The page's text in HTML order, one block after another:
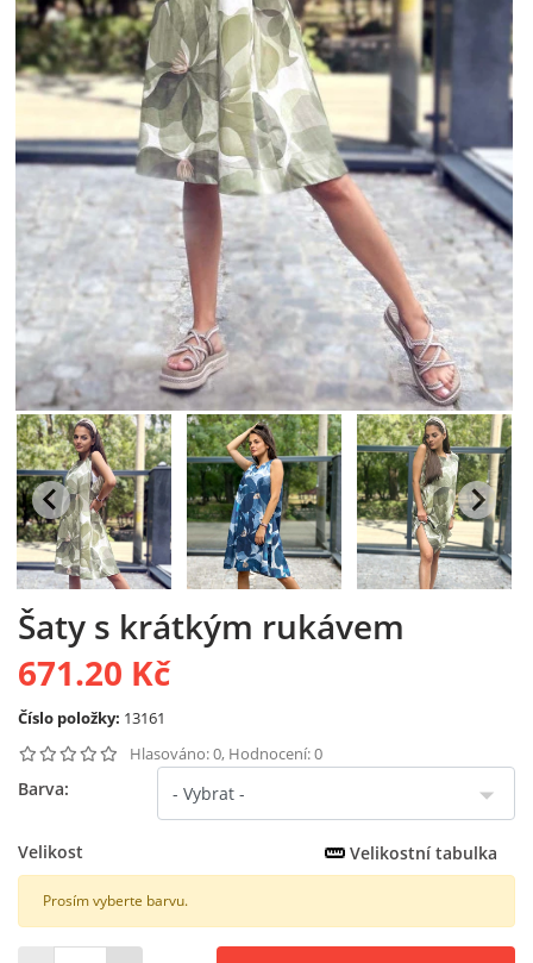
Šaty s krátkým rukávem
671.20 Kč
Číslo položky: 13161
Hlasováno: 0, Hodnocení: 0
Barva:
Velikost Velikostní tabulka
Prosím vyberte barvu.